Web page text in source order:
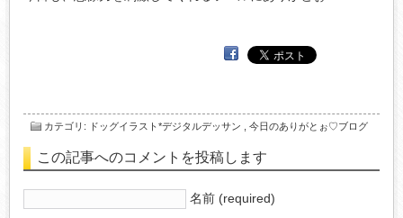
カテゴリ : ドッグイラスト*デジタルデッサン 今日のありがとぉ♡ブログ
この記事へのコメントを投稿します
名前 (required)